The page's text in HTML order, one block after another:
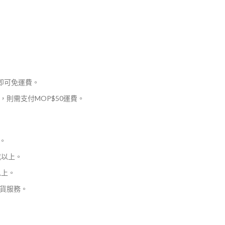
免運費。
則需支付MOP$50運費。
上。
。
服務。